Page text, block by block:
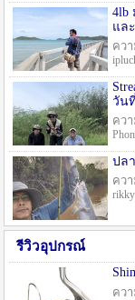
4lb
แล
คว
วัน
คว
ปล
ควา
รีวิวอุปกรณ์
ควา